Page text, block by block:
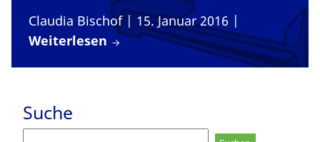
Claudia Bischof| 15. Januar 2016 |
Weiterlesen
Suche